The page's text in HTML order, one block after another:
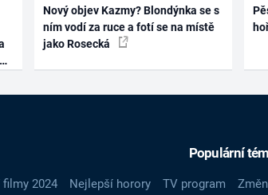
Nový objev Kazmy? Blondýnka se s
ním vodí za ruce a fotí se na místě
jako Rosecká
Populární
2024 Nejlepší horory TV program